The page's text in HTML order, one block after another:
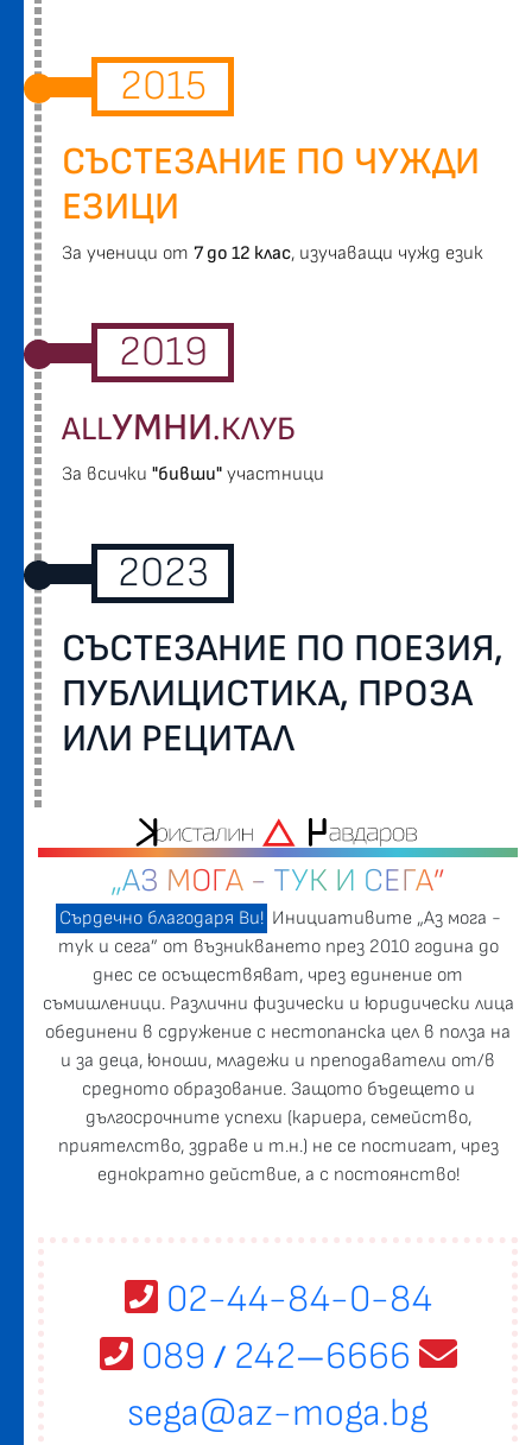
2015
СЪСТЕЗАНИЕ ПО ЧУЖДИ
ЕЗИЦИ
За ученици от 7 до 12 клас, изучаващи чужд език
2019
ALLУМНИ.КЛУБ
За всички "бивши" участници
2023
СЪСТЕЗАНИЕ ПО ПОЕЗИЯ,
ПУБЛИЦИСТИКА, ПРОЗА
ИЛИ РЕЦИТАЛ
„АЗ МОГА - ТУК И СЕГА”
Сърдечно благодаря Ви! Инициативите „Аз мога -
тук и сега” от възникването през 2010 година до
днес се осъществяват, чрез единение от
съмишленици. Различни физически и юридически лица
обединени в сдружение с нестопанска цел в полза на
и за деца, юноши, младежи и преподаватели от/в
средното образование. Защото бъдещето и
дългосрочните успехи (кариера, семейство,
приятелство, здраве и т.н.) не се постигат, чрез
еднократно действие, а с постоянство!
02-44-84-0-84
089 /242—6666
sega@az-moga.bg